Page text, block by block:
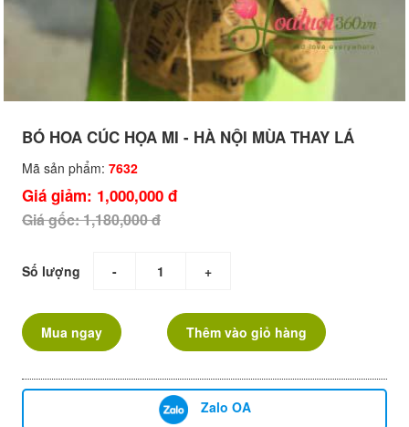
BÓ HOA CÚC HỌA MI - HÀ NỘI MÙA THAY LÁ
Mã sản phẩm: 7632
Giá giảm: 1,000,000 đ
Giá gốc: 1,180,000 đ
Số lượng - +
Mua ngay Thêm vào giỏ hàng
Zalo OA